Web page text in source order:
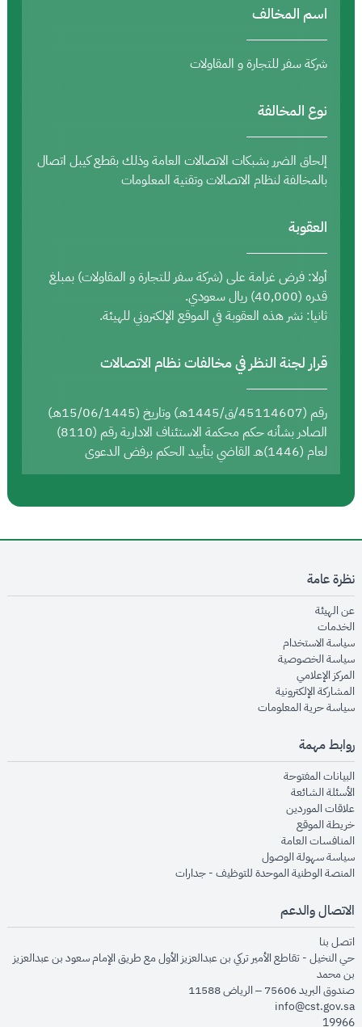
اسم المخالف
شركة سفر للتجارة و المقاولات
نوع المخالفة
إلحاق الضرر بشبكات الاتصالات العامة وذلك بقطع كيبل اتصال
بالمخالفة لنظام الاتصالات وتقنية المعلومات
العقوبة
أولا: فرض غرامة على (شركة سفر للتجارة و المقاولات) بمبلغ
قدره (40,000) ريال سعودي.
ثانيا: نشر هذه العقوبة في الموقع الإلكتروني للهيئة.
قرار لجنة النظر في مخالفات نظام الاتصالات
رقم (45114607/ق/1445هـ) وتاريخ (15/06/1445هـ)
الصادر بشأنه حكم محكمة الاستئناف الادارية رقم (8110)
لعام (1446)هـ القاضي بتأييد الحكم برفض الدعوى
نظرة عامة
عن الهيئةopens in new window
الخدماتopens in new window
سياسة الاستخدام
سياسة الخصوصيةopens in new window
المركز الإعلاميopens in new window
المشاركة الإلكترونيةopens in new window
سياسة حرية المعلوماتopens in new window
روابط مهمة
البيانات المفتوحةopens in new window
الأسئلة الشائعةopens in new window
علاقات الموردينopens in new window
خريطة الموقعopens in new window
المنافسات العامةopens in new window
سياسة سهولة الوصولopens in new window
المنصة الوطنية الموحدة للتوظيف - جداراتopens in new window
الاتصال والدعم
اتصل بنا
حي النخيل - تقاطع الأمير تركي بن عبدالعزيز الأول مع طريق الإمام سعود بن عبدالعزيز
بن محمد
صندوق البريد 75606 – الرياض 11588
info@cst.gov.sa
19966